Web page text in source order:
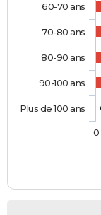
60-70 ans
70-80 ans
80-90 ans
90-100 ans
Plus de 100 ans
0